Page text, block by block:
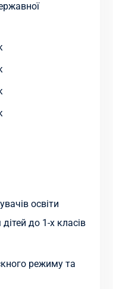
освіти
до 1-х класів
режиму та